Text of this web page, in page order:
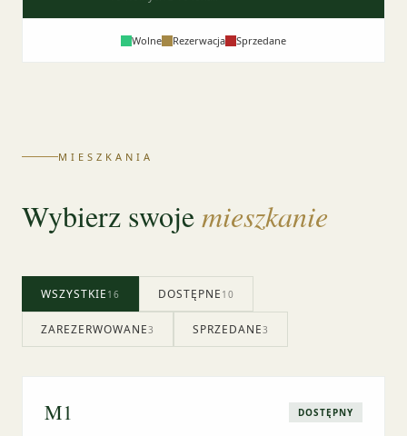
Wolne Rezerwacja Sprzedane
MIESZKANIA
Wybierz swojemieszkanie
WSZYSTKIE 16 DOSTĘPNE 10
ZAREZERWOWANE3 SPRZEDANE3
M1 DOSTĘPNY